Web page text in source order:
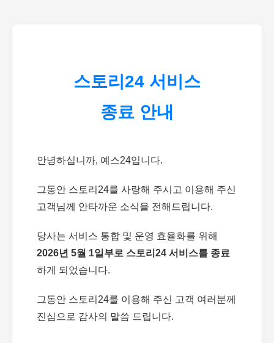
스토리24 서비스
종료 안내
안녕하십니까, 예스24입니다.
그동안 스토리24를 사랑해 주시고 이용해 주신
고객님께 안타까운 소식을 전해드립니다.
당사는 서비스 통합 및 운영 효율화를 위해
2026년 5월 1일부로 스토리24 서비스를 종료
하게 되었습니다.
그동안 스토리24를 이용해 주신 고객 여러분께
진심으로 감사의 말씀 드립니다.